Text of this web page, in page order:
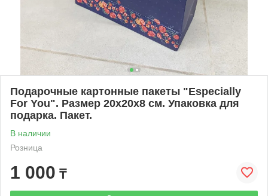
Подарочные картонные пакеты "Especially
For You". Размер 20x20x8 см. Упаковка для
подарка. Пакет.
В наличии
Розница
1 000 ₸